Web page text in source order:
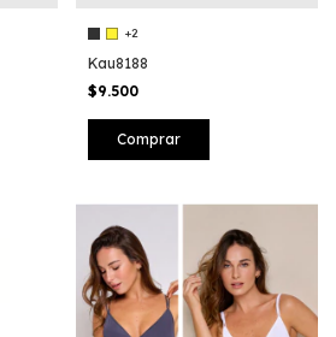
+2
Kau8188
$9.500
Comprar